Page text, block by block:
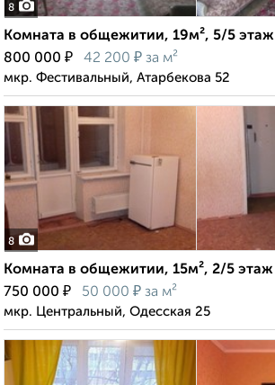
8
Комната в общежитии, 19м², 5/5 этаж
800 000 ₽ 42 200 ₽ за м²
мкр. Фестивальный, Атарбекова 52
8
Комната в общежитии, 15м², 2/5 этаж
750 000 ₽ 50 000 ₽ за м²
мкр. Центральный, Одесская 25